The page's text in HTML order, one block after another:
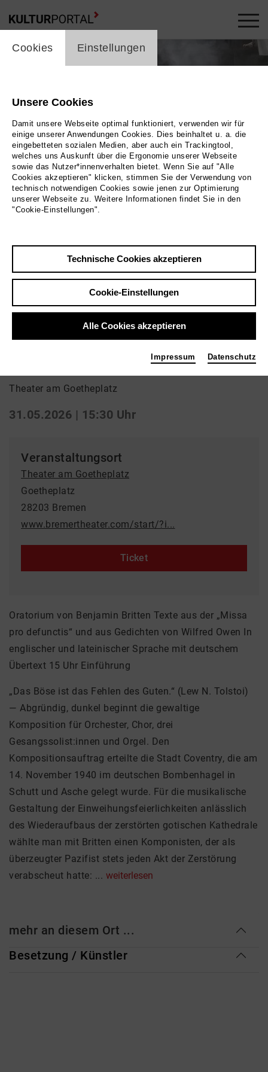
Kleid. |
Übersicht
Theater am Goetheplatz
31.05.2026 | 15:30 Uhr
Veranstaltungsort
Theater am Goetheplatz
Goetheplatz
28203 Bremen
www.bremertheater.com/start/?i...
Ticket
Oratorium von Benjamin Britten Texte aus der „Missa
pro defunctis“ und aus Gedichten von Wilfred Owen In
englischer und lateinischer Sprache mit deutschem
Übertext 15 Uhr Einführung
„Das Böse ist das Fehlen des Guten.“ (Lew N. Tolstoi)
— Abgründig, dunkel beginnt die gewaltige
Komposition für Orchester, Chor, drei
Gesangssolist:innen und Orgel. Den
Kompositionsauftrag erteilte die Stadt Coventry, die am
14. November 1940 im deutschen Bombenhagel in
Schutt und Asche gelegt wurde. Für die musikalische
Gestaltung der Einweihungsfeierlichkeiten anlässlich
des Wiederaufbaus der zerstörten gotischen Kathedrale
wählte man mit Britten einen Komponisten, der als
überzeugter Pazifist stets jeden Akt der Zerstörung
verabscheut hatte: ... weiterlesen
mehr an diesem Ort ...
Besetzung / Künstler
cookie_layer
Cookies Einstellungen
Unsere Cookies
Damit unsere Webseite optimal funktioniert, verwenden wir für
einige unserer Anwendungen Cookies. Dies beinhaltet u. a. die
eingebetteten sozialen Medien, aber auch ein Trackingtool,
welches uns Auskunft über die Ergonomie unserer Webseite
sowie das Nutzer*innenverhalten bietet. Wenn Sie auf "Alle
Cookies akzeptieren" klicken, stimmen Sie der Verwendung von
technisch notwendigen Cookies sowie jenen zur Optimierung
unserer Webseite zu. Weitere Informationen findet Sie in den
"Cookie-Einstellungen".
Technische Cookies akzeptieren
Cookie-Einstellungen
Alle Cookies akzeptieren
Impressum Datenschutz